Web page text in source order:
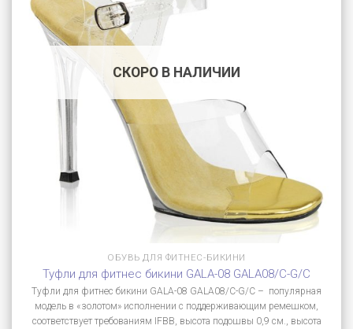
СКОРО В НАЛИЧИИ
ОБУВЬ ДЛЯ ФИТНЕС-БИКИНИ
Туфли для фитнес бикини GALA-08 GALA08/C-G/C
Туфли для фитнес бикини GALA-08 GALA08/C-G/C – популярная
модель в «золотом» исполнении с поддерживающим ремешком,
соответствует требованиям IFBB, высота подошвы 0,9 см., высота